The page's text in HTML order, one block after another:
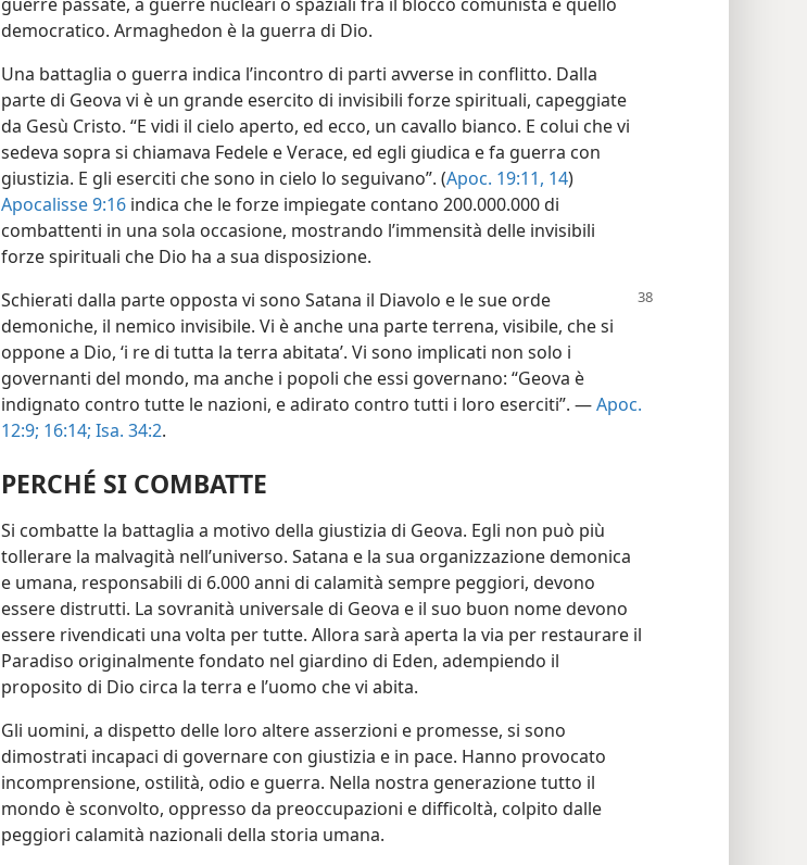
democratico. Armaghedon è la guerra di Dio.
Una battaglia o guerra indica l’incontro di parti avverse in conflitto. Dalla
parte di Geova vi è un grande esercito di invisibili forze spirituali, capeggiate
da Gesù Cristo. “E vidi il cielo aperto, ed ecco, un cavallo bianco. E colui che vi
sedeva sopra si chiamava Fedele e Verace, ed egli giudica e fa guerra con
giustizia. E gli eserciti che sono in cielo lo seguivano”. (Apoc. 19:11, 14)
Apocalisse 9:16 indica che le forze impiegate contano 200.000.000 di
combattenti in una sola occasione, mostrando l’immensità delle invisibili
forze spirituali che Dio ha a sua disposizione.
Schierati dalla parte opposta vi sono Satana il Diavolo e le sue orde
demoniche, il nemico invisibile. Vi è anche una parte terrena, visibile, che si
oppone a Dio, ‘i re di tutta la terra abitata’. Vi sono implicati non solo i
governanti del mondo, ma anche i popoli che essi governano: “Geova è
indignato contro tutte le nazioni, e adirato contro tutti i loro eserciti”. —Apoc.
12:9; 16:14; Isa. 34:2.
PERCHÉ SI COMBATTE
Si combatte la battaglia a motivo della giustizia di Geova. Egli non può più
tollerare la malvagità nell’universo. Satana e la sua organizzazione demonica
e umana, responsabili di 6.000 anni di calamità sempre peggiori, devono
essere distrutti. La sovranità universale di Geova e il suo buon nome devono
essere rivendicati una volta per tutte. Allora sarà aperta la via per restaurare il
Paradiso originalmente fondato nel giardino di Eden, adempiendo il
proposito di Dio circa la terra e l’uomo che vi abita.
Gli uomini, a dispetto delle loro altere asserzioni e promesse, si sono
dimostrati incapaci di governare con giustizia e in pace. Hanno provocato
incomprensione, ostilità, odio e guerra. Nella nostra generazione tutto il
mondo è sconvolto, oppresso da preoccupazioni e difficoltà, colpito dalle
peggiori calamità nazionali della storia umana.